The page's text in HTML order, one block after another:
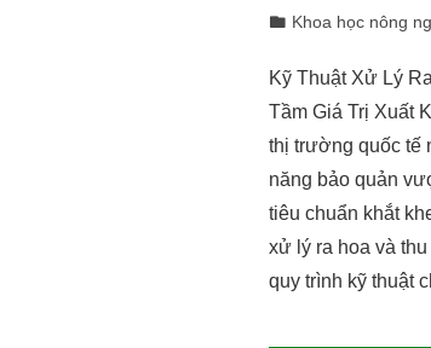
Khoa học nông
Kỹ Thuật Xử Lý
Tầm Giá Trị Xuất
thị trường quốc tế
năng bảo quản
tiêu chuẩn khắt
xử lý ra hoa và
quy trình kỹ thuật